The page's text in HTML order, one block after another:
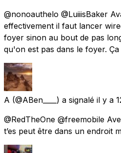
@nonoauthelo @LuiiisBaker
effectivement il faut lancer
foyer sinon au bout de pas
qu'on est pas dans le foyer. Ça
A (@ABen____) a signalé il y a
@RedTheOne @freemobile
t’es peut être dans un endroit